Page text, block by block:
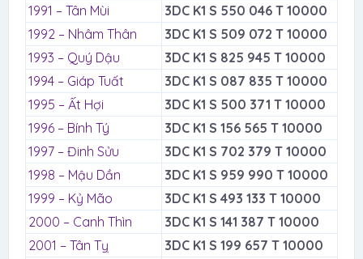
1991 – Tân Mùi
3DC K1 S 550 046 T 10000
1992 – Nhâm Thân
3DC K1 S 509 072 T 10000
1993 – Quý Dậu
3DC K1 S 825 945 T 10000
1994 – Giáp Tuất
3DC K1 S 087 835 T 10000
1995 – Ất Hợi
3DC K1 S 500 371 T 10000
1996 – Bính Tý
3DC K1 S 156 565 T 10000
1997 – Đinh Sửu
3DC K1 S 702 379 T 10000
1998 – Mậu Dần
3DC K1 S 959 990 T 10000
1999 – Kỷ Mão
3DC K1 S 493 133 T 10000
2000 – Canh Thìn
3DC K1 S 141 387 T 10000
2001 – Tân Tỵ
3DC K1 S 199 657 T 10000